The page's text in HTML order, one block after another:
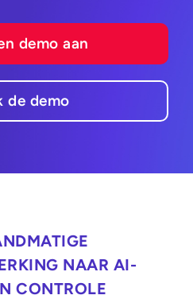
demo aan
de demo
NAAR AI-
CONTROLE